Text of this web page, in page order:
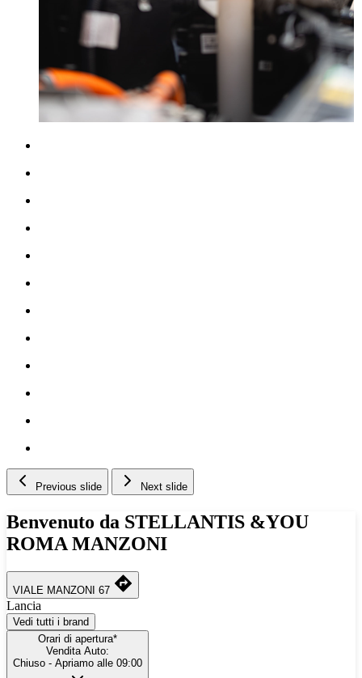
Previous slide Next slide
Benvenuto da STELLANTIS &YOU
ROMA MANZONI
VIALE MANZONI 67
Lancia
Vedi tutti i brand
Orari di apertura*
Vendita Auto:
Chiuso - Apriamo alle 09:00